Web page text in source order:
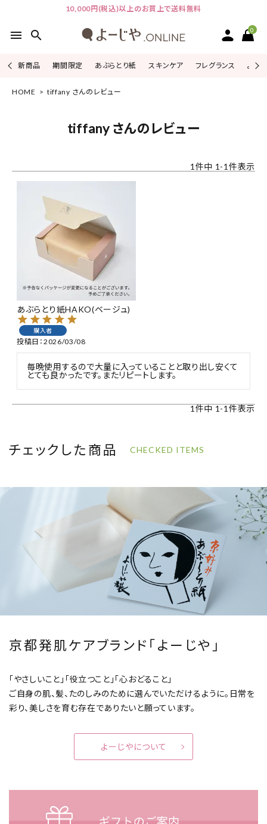
10,000円(税込)以上のお買上で送料無料
menu search 0
新商品 期間限定 あぶらとり紙 スキンケア フレグランス よじ
ACCOUNT MENU
ピックアップ
カテゴリーから探す
シリーズから探す
よーじやについて
特集
お知らせ
ご利用ガイド
お客さま向け窓口(お問い合わせ)
メディアさま向け窓口
HOME tiffany さんのレビュー
tiffany さんのレビュー
1 件中 1 -1 件表示
あぶらとり紙HAKO(ベージュ)
購入者
投稿日 2026/03/08
毎晩使用するので大量に入っていることと取り出し安くて
とても良かったです。またリピートします。
1 件中 1 -1 件表示
チェックした商品 CHECKED ITEMS
京都発肌ケアブランド「よーじや」
「やさしいこと」「役立つこと」「心おどること」
ご自身の肌、髪、たのしみのために選んでいただけるように。 日常を
彩り、美しさを育む存在でありたいと願っています。
よーじやについて